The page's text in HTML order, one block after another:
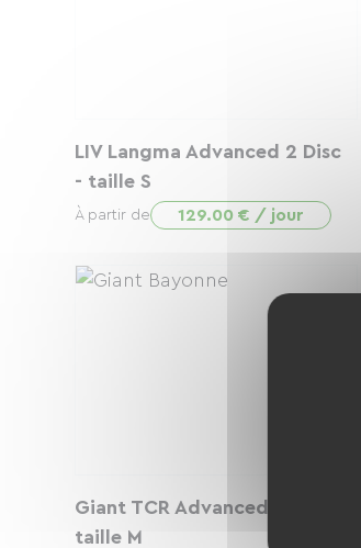
LIV Langma Advanced 2 Disc
- taille S
À partir de 129.00 € / jour
Giant TCR Advanced Pro 2 -
taille M